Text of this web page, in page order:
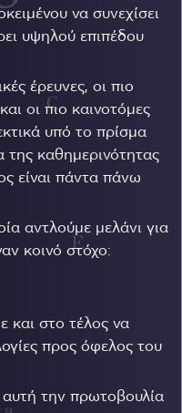
να συνεχίσει
υψηλού επιπέδου
έρευνες, οι πιο
οι πιο καινοτόμες
υπό το πρίσμα
καθημερινότητας
είναι πάντα πάνω
αντλούμε μελάνι για
κοινό στόχο:
και στο τέλος να
προς όφελος του
την πρωτοβουλία